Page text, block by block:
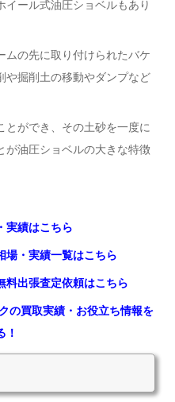
ール式油圧ショベルもあり
ムの先に取り付けられたバケ
や掘削土の移動やダンプなど
とができ、その土砂を一度に
が油圧ショベルの大きな特徴
実績はこちら
場・実績一覧はこちら
料出張査定依頼はこちら
の買取実績・お役立ち情報を
！